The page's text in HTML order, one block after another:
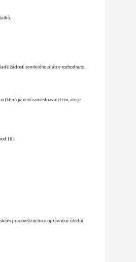
žádosti zemřelého plátce rozhodnuto.
(která již není zaměstnavatelem, ale je
16).
pracovišti nebo u oprávněné úřední